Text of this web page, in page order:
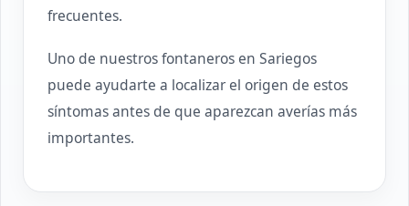
frecuentes.
Uno de nuestros fontaneros en Sariegos
puede ayudarte a localizar el origen de estos
síntomas antes de que aparezcan averías más
importantes.